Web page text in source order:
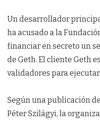
Un desarrollador
ha acusado a la
financiar en secreto un
de Geth. El cliente Geth
validadores para
Según una publicación
Péter Szilágyi, la